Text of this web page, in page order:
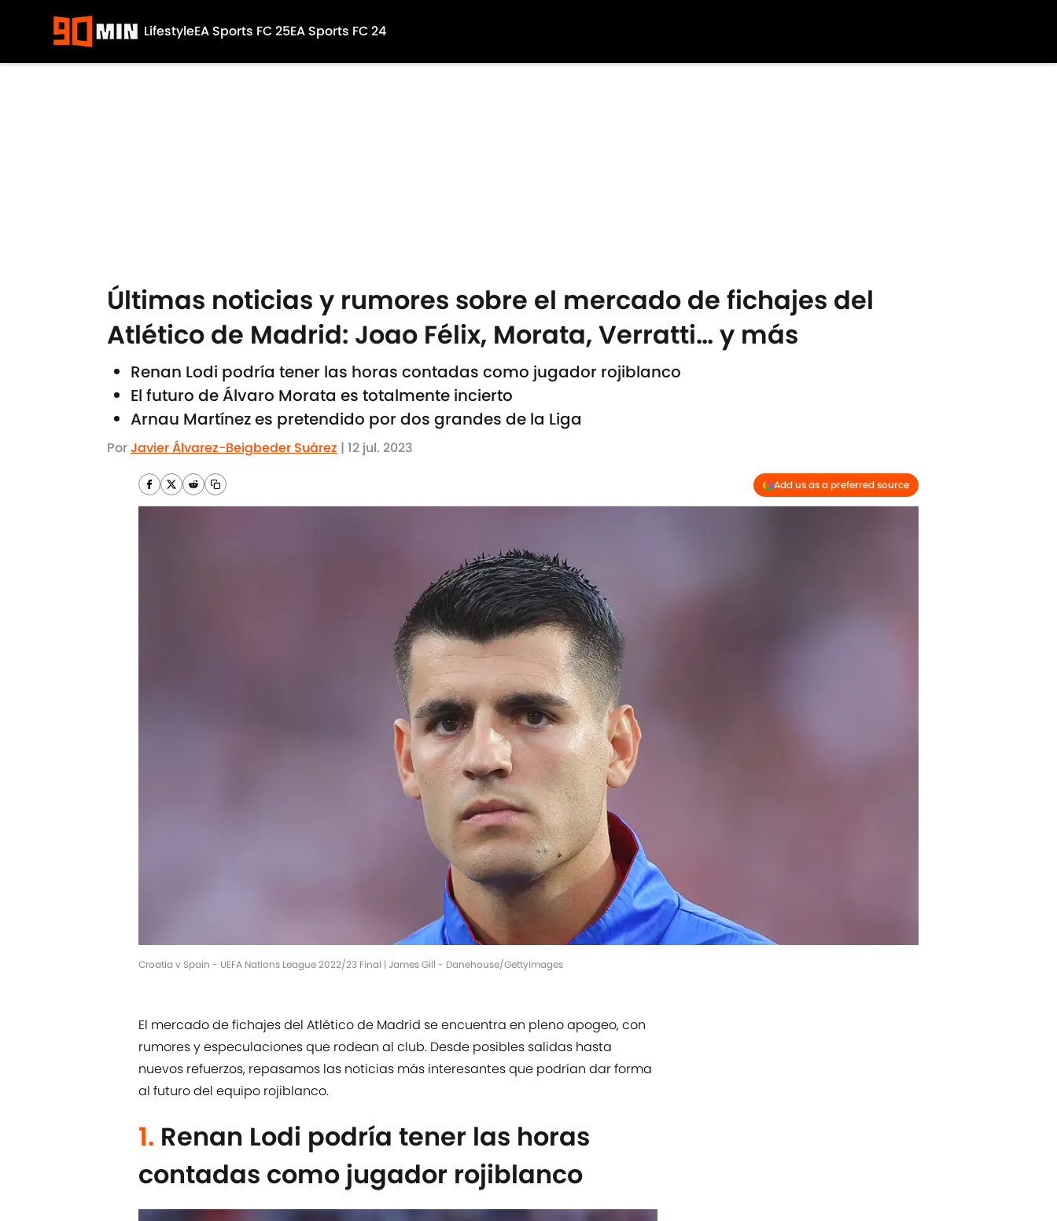
LifestyleEA Sports FC 25EA Sports FC 24
Últimas noticias y rumores sobre el mercado de fichajes del
Atlético de Madrid: Joao Félix, Morata, Verratti… y más
Renan Lodi podría tener las horas contadas como jugador rojiblanco
El futuro de Álvaro Morata es totalmente incierto
Arnau Martínez es pretendido por dos grandes de la Liga
PorJavier Álvarez-Beigbeder Suárez | 12 jul. 2023
Add us as a preferred source
Croatia v Spain - UEFA Nations League 2022/23 Final | James Gill - Danehouse/GettyImages
El mercado de fichajes del Atlético de Madrid se encuentra en pleno apogeo, con
rumores y especulaciones que rodean al club. Desde posibles salidas hasta
nuevos refuerzos, repasamos las noticias más interesantes que podrían dar forma
al futuro del equipo rojiblanco.
1. Renan Lodi podría tener las horas
contadas como jugador rojiblanco